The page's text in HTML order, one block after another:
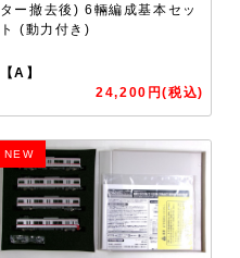
ター撤去後) 6輛編成基本セッ
ト (動力付き)
【A】
24,200円(税込)
NEW